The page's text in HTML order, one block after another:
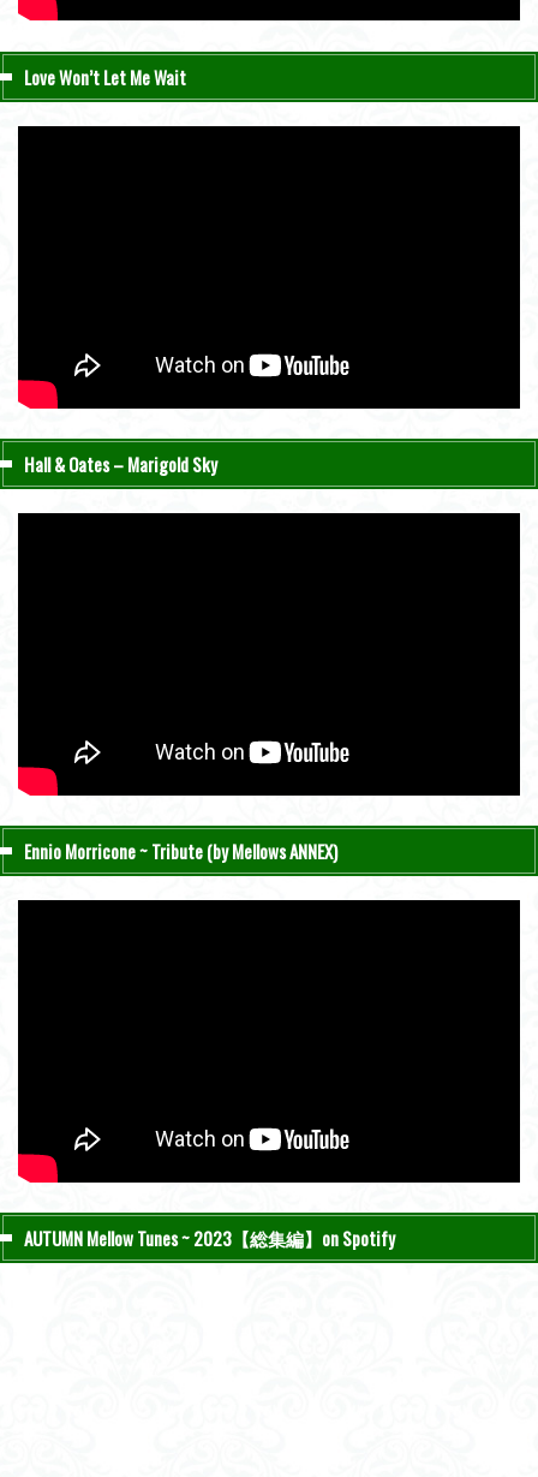
Love Won’t Let Me Wait
Hall & Oates – Marigold Sky
Ennio Morricone ~ Tribute (by Mellows ANNEX)
AUTUMN Mellow Tunes ~ 2023【総集編】on Spotify